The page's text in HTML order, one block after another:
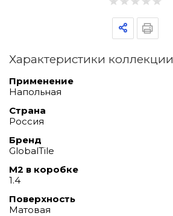
Характеристики коллекции
Применение
Напольная
Страна
Россия
Бренд
GlobalTile
М2 в коробке
1.4
Поверхность
Матовая